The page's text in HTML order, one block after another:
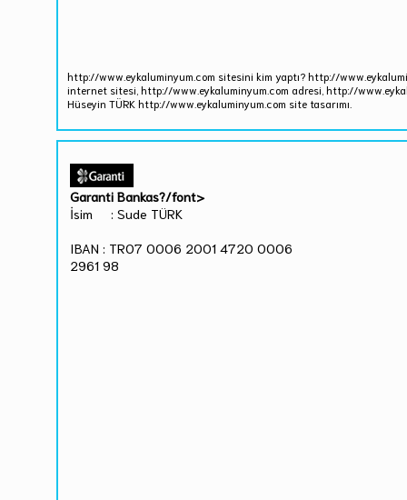
http://www.eykaluminyum.com sitesini kim yaptı? http://
internet sitesi, http://www.eykaluminyum.com adresi, http://
Hüseyin TÜRK http://www.eykaluminyum.com site tasarımı.
Garanti Bankas?/font>
İsim : Sude TÜRK
IBAN : TR07 0006 2001 4720 0006
2961 98